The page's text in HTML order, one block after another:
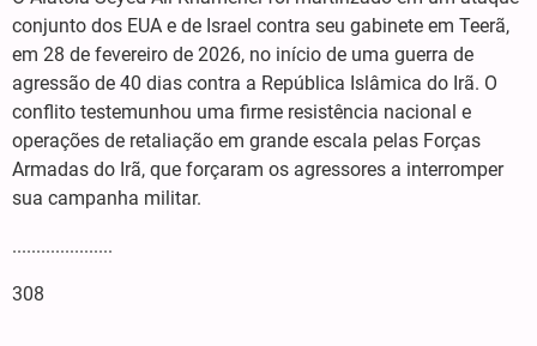
conjunto dos EUA e de Israel contra seu gabinete em Teerã,
em 28 de fevereiro de 2026, no início de uma guerra de
agressão de 40 dias contra a República Islâmica do Irã. O
conflito testemunhou uma firme resistência nacional e
operações de retaliação em grande escala pelas Forças
Armadas do Irã, que forçaram os agressores a interromper
sua campanha militar.
.....................
308